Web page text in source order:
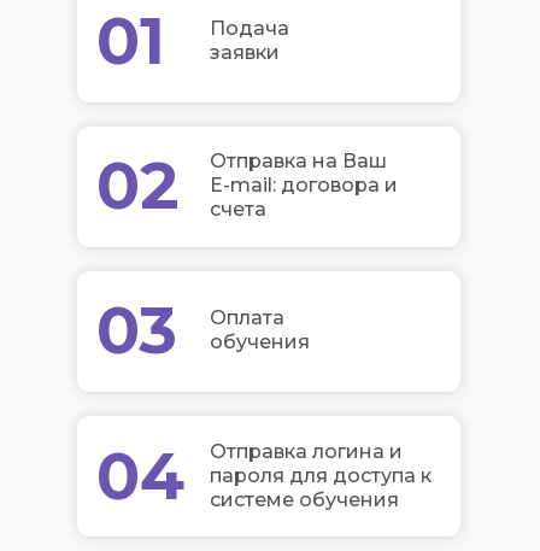
01
02
03
04
Подача
заявки
Отправка на Ваш
E-mail: договора и
счета
Оплата
обучения
Отправка логина и
пароля для доступа к
системе обучения